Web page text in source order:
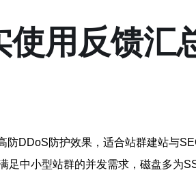
使用反馈汇
DDoS防护效果，适合站群建站与
中小型站群的并发需求，磁盘多为